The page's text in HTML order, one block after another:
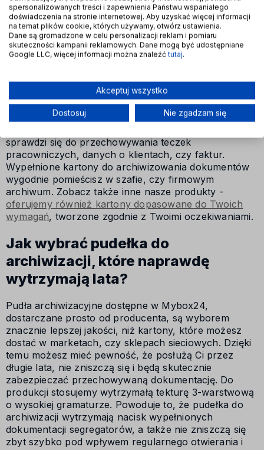
i opakowańoferujemy produkty, które rozwiążą Twoje
problemy. Możesz zyskać prosty sposób na
uporządkowanie całej dokumentacji oraz mieć do niej
dostęp zawsze wtedy, kiedy tego potrzebujesz.
Kartony archiwizacyjne są przystosowane zarówno
papierowych, jak też segregatorów. Pomieszczą kartki
w formacie A4. Dostępne są różne rozmiary, dzięki
czemu możesz wybrać model, w którym zmieścisz
zarówno jeden, jak też kilka segregatorów
sprawdzi się do przechowywania teczek
pracowniczych, danych o klientach, czy faktur.
Wypełnione kartony do archiwizowania dokumentów
wygodnie pomieścisz w szafie, czy firmowym
archiwum. Zobacz także inne nasze produkty -
oferujemy również kartony dopasowane do Twoich
wymagań, tworzone zgodnie z Twoimi oczekiwaniami.
Jak wybrać pudełka do
archiwizacji, które naprawdę
wytrzymają lata?
Pudła archiwizacyjne dostępne w Mybox24,
dostarczane prosto od producenta, są wyborem
znacznie lepszej jakości, niż kartony, które możesz
dostać w marketach, czy sklepach sieciowych. Dzięki
temu możesz mieć pewność, że posłużą Ci przez
długie lata, nie zniszczą się i będą skutecznie
zabezpieczać przechowywaną dokumentację. Do
produkcji stosujemy wytrzymałą tekturę 3-warstwową
o wysokiej gramaturze. Powoduje to, że pudełka do
archiwizacji wytrzymają nacisk wypełnionych
dokumentacji segregatorów, a także nie zniszczą się
zbyt szybko pod wpływem regularnego otwierania i
spersonalizowanych treści i zapewnienia Państwu wspaniałego
doświadczenia na stronie internetowej. Aby uzyskać więcej informacji
na temat plików cookie, których używamy, otwórz ustawienia.
Dane są gromadzone w celu personalizacji reklam i pomiaru
skuteczności kampanii reklamowych. Dane mogą być udostępniane
Google LLC, więcej informacji można znaleźć tutaj.
Akceptuj wszystko
Dostosuj Nie zgadzam się